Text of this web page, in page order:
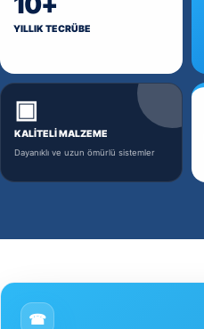
YILLIK TECRÜBE
▣
KALITELI MALZEME
Dayanıklı ve uzun ömürlü sistemler
☎